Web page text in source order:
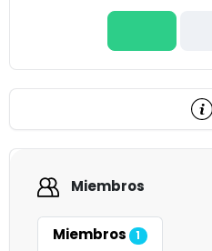
Miembros
Miembros 1